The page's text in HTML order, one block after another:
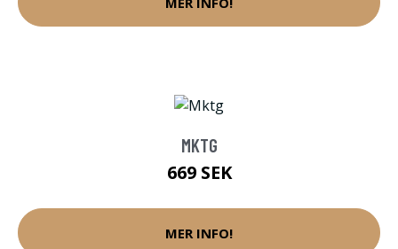
MKTG
669 SEK
MER INFO!